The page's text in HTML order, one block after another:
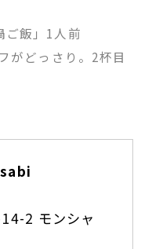
ご飯」1人前
がどっさり。2杯目
2 モンシャ